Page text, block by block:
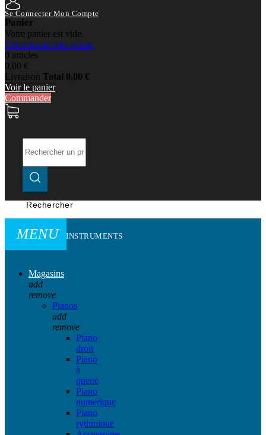
Se Connecter Mon Compte
Panier
Votre panier est vide.
Commencer mes achats
0 articles
0,00 €
Livraison Total 0,00 €
Voir le panier
Commander
Rechercher
MENU INSTRUMENTS
Magasins
add
remove
Pianos
add
remove
Piano
droit
Piano
à
queue
Piano
numerique
Piano
rythmique